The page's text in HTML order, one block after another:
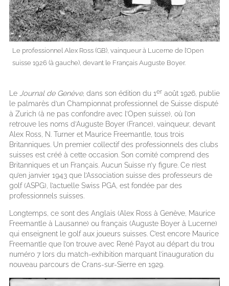
Le professionnel Alex Ross (GB), vainqueur à Lucerne de l’Open
suisse 1926 (à gauche), devant le Français Auguste Boyer.
Le Journal de Genève, dans son édition du 1er août 1926, publie
le palmarès d’un Championnat professionnel de Suisse disputé
à Zurich (à ne pas confondre avec l’Open suisse), où l’on
retrouve les noms d’Auguste Boyer (France), vainqueur, devant
Alex Ross, N. Turner et Maurice Freemantle, tous trois
Britanniques. Un premier collectif des professionnels des clubs
suisses est créé à cette occasion. Son comité comprend des
Britanniques et un Français. Aucun Suisse n’y figure. Ce n’est
qu’en janvier 1943 que l’Association suisse des professeurs de
golf (ASPG), l’actuelle Swiss PGA, est fondée par des
professionnels suisses.
Longtemps, ce sont des Anglais (Alex Ross à Genève, Maurice
Freemantle à Lausanne) ou français (Auguste Boyer à Lucerne)
qui enseignent le golf aux joueurs suisses. C’est encore Maurice
Freemantle que l’on trouve avec René Payot au départ du trou
numéro 7 lors du match-exhibition marquant l’inauguration du
nouveau parcours de Crans-sur-Sierre en 1929.